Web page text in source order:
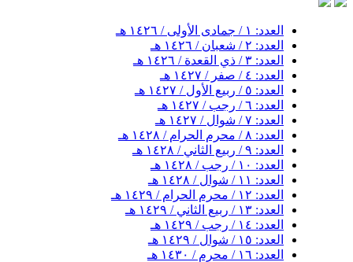
العدد: ١ / جمادى الأولى / ١٤٢٦ هـ
العدد: ٢ / شعبان / ١٤٢٦ هـ
العدد: ٣ / ذي القعدة / ١٤٢٦ هـ
العدد: ٤ / صفر / ١٤٢٧ هـ
العدد: ٥ / ربيع الأول / ١٤٢٧ هـ
العدد: ٦ / رجب / ١٤٢٧ هـ
العدد: ٧ / شوال / ١٤٢٧ هـ
العدد: ٨ / محرم الحرام / ١٤٢٨ هـ
العدد: ٩ / ربيع الثاني / ١٤٢٨ هـ
العدد: ١٠ / رجب / ١٤٢٨ هـ
العدد: ١١ / شوال / ١٤٢٨ هـ
العدد: ١٢ / محرم الحرام / ١٤٢٩ هـ
العدد: ١٣ / ربيع الثاني / ١٤٢٩ هـ
العدد: ١٤ / رجب / ١٤٢٩ هـ
العدد: ١٥ / شوال / ١٤٢٩ هـ
العدد: ١٦ / محرم / ١٤٣٠ هـ